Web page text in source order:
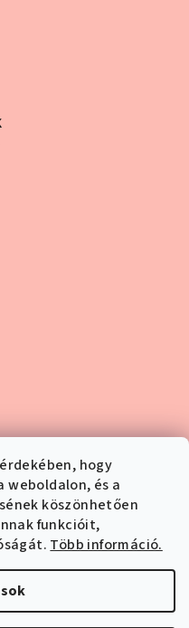
hogy
weboldalon, és a
köszönhetően
funkcióit,
Több információ.